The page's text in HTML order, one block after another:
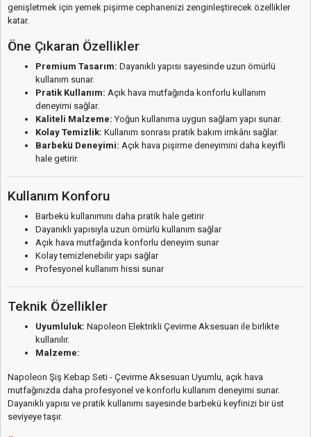
genişletmek için yemek pişirme cephanenizi zenginleştirecek özellikler
katar.
Öne Çıkaran Özellikler
Premium Tasarım: Dayanıklı yapısı sayesinde uzun ömürlü
kullanım sunar.
Pratik Kullanım: Açık hava mutfağında konforlu kullanım
deneyimi sağlar.
Kaliteli Malzeme: Yoğun kullanıma uygun sağlam yapı sunar.
Kolay Temizlik: Kullanım sonrası pratik bakım imkânı sağlar.
Barbekü Deneyimi: Açık hava pişirme deneyimini daha keyifli
hale getirir.
Kullanım Konforu
Barbekü kullanımını daha pratik hale getirir
Dayanıklı yapısıyla uzun ömürlü kullanım sağlar
Açık hava mutfağında konforlu deneyim sunar
Kolay temizlenebilir yapı sağlar
Profesyonel kullanım hissi sunar
Teknik Özellikler
Uyumluluk: Napoleon Elektrikli Çevirme Aksesuarı ile birlikte
kullanılır.
Malzeme:
Napoleon Şiş Kebap Seti - Çevirme Aksesuarı Uyumlu, açık hava
mutfağınızda daha profesyonel ve konforlu kullanım deneyimi sunar.
Dayanıklı yapısı ve pratik kullanımı sayesinde barbekü keyfinizi bir üst
seviyeye taşır.